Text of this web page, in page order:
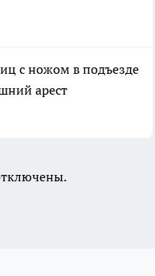
с ножом в подъезде
арест